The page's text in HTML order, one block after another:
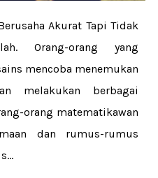
Akurat Tapi Tidak
Orang-orang yang
mencoba menemukan
melakukan berbagai
orang matematikawan
dan rumus-rumus